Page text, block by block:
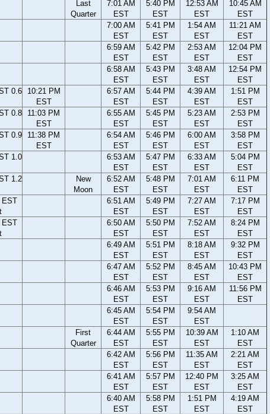
Last
Quarter
7:01 AM
EST
5:40 PM
EST
12:53 AM
EST
10:45 AM
EST
7:00 AM
EST
5:41 PM
EST
1:54 AM
EST
11:21 AM
EST
6:59 AM
EST
5:42 PM
EST
2:53 AM
EST
12:04 PM
EST
6:58 AM
EST
5:43 PM
EST
3:48 AM
EST
12:54 PM
EST
0.6
10:21 PM
EST
6:57 AM
EST
5:44 PM
EST
4:39 AM
EST
1:51 PM
EST
0.8
11:03 PM
EST
6:55 AM
EST
5:45 PM
EST
5:23 AM
EST
2:53 PM
EST
0.9
11:38 PM
EST
6:54 AM
EST
5:46 PM
EST
6:00 AM
EST
3:58 PM
EST
1.0
6:53 AM
EST
5:47 PM
EST
6:33 AM
EST
5:04 PM
EST
1.2
New
Moon
6:52 AM
EST
5:48 PM
EST
7:01 AM
EST
6:11 PM
EST
EST
6:51 AM
EST
5:49 PM
EST
7:27 AM
EST
7:17 PM
EST
EST
6:50 AM
EST
5:50 PM
EST
7:52 AM
EST
8:24 PM
EST
6:49 AM
EST
5:51 PM
EST
8:18 AM
EST
9:32 PM
EST
6:47 AM
EST
5:52 PM
EST
8:45 AM
EST
10:43 PM
EST
6:46 AM
EST
5:53 PM
EST
9:16 AM
EST
11:56 PM
EST
6:45 AM
EST
5:54 PM
EST
9:54 AM
EST
First
Quarter
6:44 AM
EST
5:55 PM
EST
10:39 AM
EST
1:10 AM
EST
6:42 AM
EST
5:56 PM
EST
11:35 AM
EST
2:21 AM
EST
6:41 AM
EST
5:57 PM
EST
12:40 PM
EST
3:25 AM
EST
6:40 AM
EST
5:58 PM
EST
1:51 PM
EST
4:19 AM
EST